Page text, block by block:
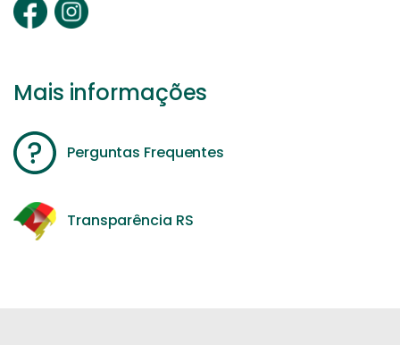
Mais informações
Perguntas Frequentes
Transparência RS